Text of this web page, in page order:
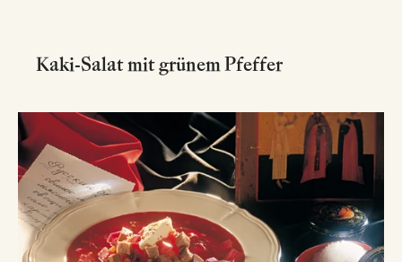
Kaki-Salat mit grünem Pfeffer